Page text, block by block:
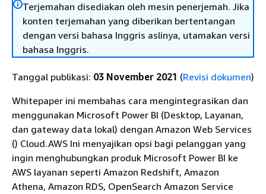
Terjemahan disediakan oleh mesin penerjemah. Jika
konten terjemahan yang diberikan bertentangan
dengan versi bahasa Inggris aslinya, utamakan versi
bahasa Inggris.
Tanggal publikasi: 03 November 2021 (Revisi dokumen)
Whitepaper ini membahas cara mengintegrasikan dan
menggunakan Microsoft Power BI (Desktop, Layanan,
dan gateway data lokal) dengan Amazon Web Services
() Cloud.AWS Ini menyajikan opsi bagi pelanggan yang
ingin menghubungkan produk Microsoft Power BI ke
AWS layanan seperti Amazon Redshift, Amazon
Athena, Amazon RDS, OpenSearch Amazon Service